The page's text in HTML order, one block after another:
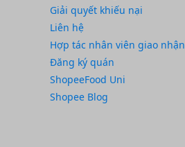
Giải quyết khiếu nại
Liên hệ
Hợp tác nhân viên giao nhận
Đăng ký quán
ShopeeFood Uni
Shopee Blog